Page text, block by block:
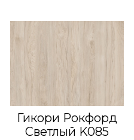
Гикори Рокфорд
Светлый K085